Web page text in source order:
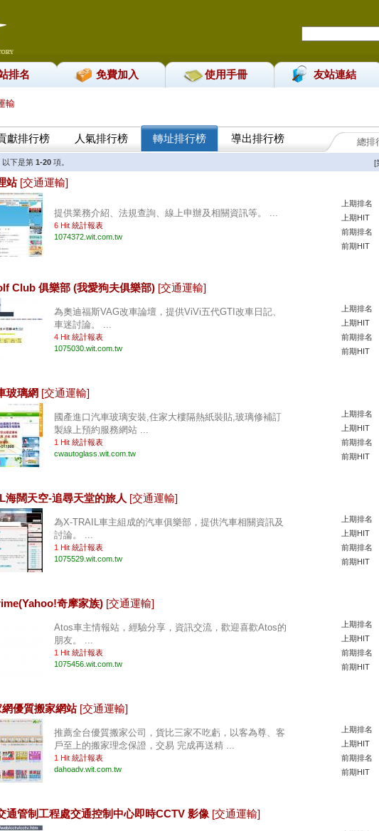
排名 免費加入 使用手冊 友站連結
輸
獻排行榜 人氣排行榜 轉址排行榜 導出排行榜 總排
以下是第 1-20項。 [
站 [交通運輸]
提供業務介紹、法規查詢、線上申辦及相關資訊等。 ...
6 Hit 統計報表
1074372.wit.com.tw
上期排名
上期HIT
前期排名
前期HIT
Club 俱樂部 (我愛狗夫俱樂部) [交通運輸]
為奧迪福斯VAG改車論壇，提供ViVi五代GTI改車日記、
車迷討論。 ...
4 Hit 統計報表
1075030.wit.com.tw
上期排名
上期HIT
前期排名
前期HIT
玻璃網 [交通運輸]
國產進口汽車玻璃安裝,住家大樓隔熱紙裝貼,玻璃修補訂
製線上預約服務網站 ...
1 Hit 統計報表
cwautoglass.wit.com.tw
上期排名
上期HIT
前期排名
前期HIT
海闊天空-追尋天堂的旅人 [交通運輸]
為X-TRAIL車主組成的汽車俱樂部，提供汽車相關資訊及
討論。 ...
1 Hit 統計報表
1075529.wit.com.tw
上期排名
上期HIT
前期排名
前期HIT
奇摩家族) [交通運輸]
Atos車主情報站，經驗分享，資訊交流，歡迎喜歡Atos的
朋友。 ...
1 Hit 統計報表
1075456.wit.com.tw
上期排名
上期HIT
前期排名
前期HIT
網優質搬家網站 [交通運輸]
推薦全台優質搬家公司，貨比三家不吃虧，以客為尊、客
戶至上的搬家理念保證，交易 完成再送精 ...
1 Hit 統計報表
dahoadv.wit.com.tw
上期排名
上期HIT
前期排名
前期HIT
通管制工程處交通控制中心即時CCTV 影像 [交通運輸]